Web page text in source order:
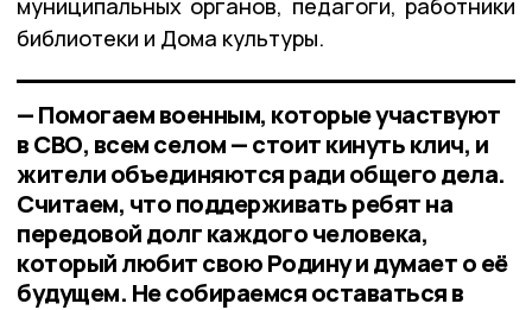
муниципальных органов, педагоги, работники
библиотеки и Дома культуры.
— Помогаем военным, которые участвуют
в СВО, всем селом — стоит кинуть клич, и
жители объединяются ради общего дела.
Считаем, что поддерживать ребят на
передовой долг каждого человека,
который любит свою Родину и думает о её
будущем. Не собираемся оставаться в